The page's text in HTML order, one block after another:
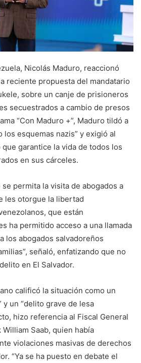
Nicolás Maduro, reaccionó
reciente propuesta del mandatario
sobre un canje de prisioneros
secuestrados a cambio de presos
“Con Maduro +”, Maduro tildó a
los esquemas nazis” y exigió al
garantice la vida de todos los
en sus cárceles.
permita la visita de abogados a
les otorgue la libertad
que están
ha permitido acceso a una llamada
los abogados salvadoreños
señaló, enfatizando que no
en El Salvador.
calificó la situación como un
y un “delito grave de lesa
hizo referencia al Fiscal General
Saab, quien había
violaciones masivas de derechos
“Ya se ha puesto en debate el